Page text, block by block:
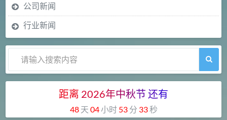
公司新闻
行业新闻
距离 2026年中秋节 还有
48天 04小时 53分 32秒